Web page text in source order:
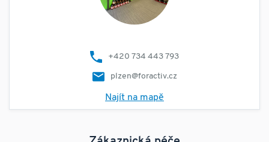
+420 734 443 793
plzen@foractiv.cz
Najít na mapě